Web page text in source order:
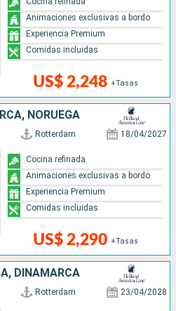
US$ 2,248 +Tasas
Animaciones exclusivas a bordo
Experiencia Premium
Comidas incluidas
NORUEGA
Rotterdam 18/04/2027
US$ 2,290 +Tasas
Cocina refinada
Animaciones exclusivas a bordo
Experiencia Premium
Comidas incluidas
DINAMARCA
Rotterdam 23/04/2028